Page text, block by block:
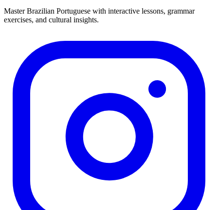
Master Brazilian Portuguese with interactive lessons, grammar
exercises, and cultural insights.